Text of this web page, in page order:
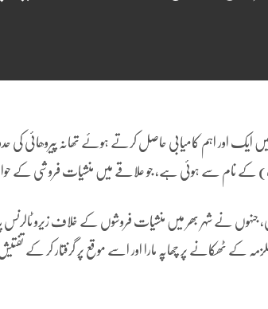
اور اہم کامیابی حاصل کرتے ہوئے تھانہ پیروھائی کی
(ف) کے نام سے ہوئی ہے، جو علاقے میں منشیات فروشی کے
نے شہر بھر میں منشیات فروشوں کے خلاف زیرو ٹالرنس
کے ٹھکانے پر چھاپہ مارا اور اسے موقع پر گرفتار کر کے